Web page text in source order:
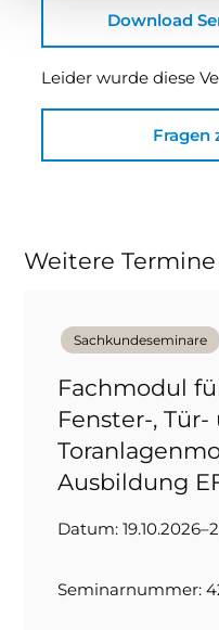
Download
Leider wurde diese
Fragen
Weitere
Sachkundeseminare
Fachmodul
Fenster-, Tür-
Ausbildung
Datum:
Seminarnummer: